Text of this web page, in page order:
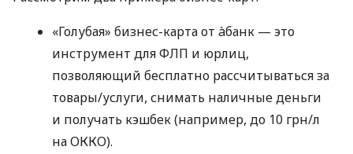
«Голубая» бизнес-карта от àбанк — это
инструмент для ФЛП и юрлиц,
позволяющий бесплатно рассчитываться за
товары/услуги, снимать наличные деньги
и получать кэшбек (например, до 10 грн/л
на ОККО).